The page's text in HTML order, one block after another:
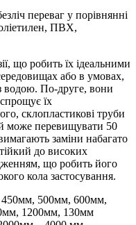
переваг у порівнянні
ПВХ,
що робить їх ідеальними
або в умовах,
водою. По-друге, вони
їх
склопластикові труби
може перевищувати 50
заміни набагато
до високих
що робить його
кола застосування.
500мм, 600мм,
1200мм, 130мм